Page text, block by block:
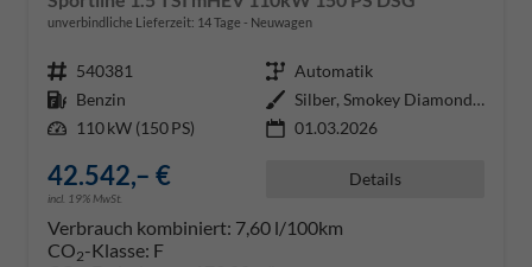
unverbindliche Lieferzeit: 14 Tage Neuwagen
Fahrzeugnr. 540381 Getriebe Automatik
Kraftstoff Benzin Außenfarbe
Silber, Smokey Diamond-Silber Me
Leistung 110 kW (150 PS) 01.03.2026
42.542,– €
incl. 19% MwSt.
Details
Verbrauch kombiniert: 7,60 l/100km
CO2-Klasse: F